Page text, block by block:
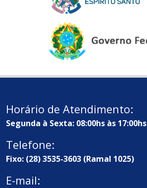
Horário de Atendimento:
Segunda à Sexta: 08:00hs às 17:00hs
Telefone:
Fixo: (28) 3535-3603 (Ramal 1025)
E-mail: